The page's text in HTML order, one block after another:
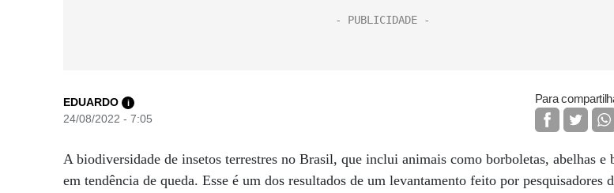
EDUARDO i
24/08/2022 - 7:05
Para
A biodiversidade de insetos terrestres no Brasil, que inclui animais como borboletas, abelhas e
em tendência de queda. Esse é um dos resultados de um levantamento feito por pesquisadores